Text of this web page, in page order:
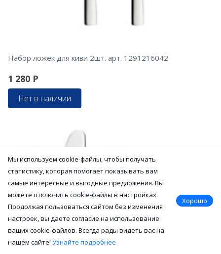
Набор ложек для киви 2шт. арт. 1291216042
1 280 Р
Нет в наличии
Мы используем cookie-файлы, чтобы получать
статистику, которая помогает показывать вам
самые интересные и выгодные предложения. Вы
можете отключить cookie-файлы в настройках.
Продолжая пользоваться сайтом без изменения
настроек, вы даете согласие на использование
ваших cookie-файлов. Всегда рады видеть вас на
нашем сайте! Узнайте подробнее
Хорошо